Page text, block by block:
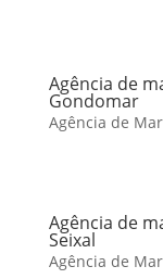
Agência de
Gondomar
Agência de
Agência de
Seixal
Agência de